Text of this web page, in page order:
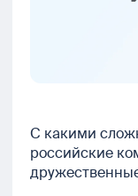
С какими
российские